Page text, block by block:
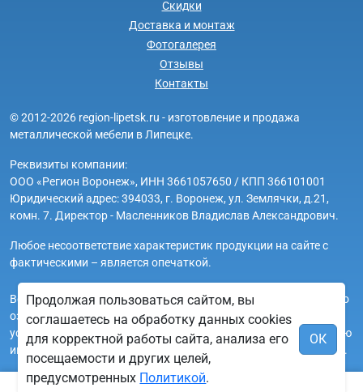
Скидки
Доставка и монтаж
Фотогалерея
Отзывы
Контакты
© 2012-2026 region-lipetsk.ru - изготовление и продажа
металлической мебели в Липецке.
Реквизиты компании:
ООО «Регион Воронеж», ИНН 3661057650 / КПП 366101001
Юридический адрес: 394033, г. Воронеж, ул. Землячки, д.21,
комн. 7. Директор - Масленников Владислав Александрович.
Любое несоответствие характеристик продукции на сайте с
фактическими – является опечаткой.
Вся информация на сайте region-lipetsk.ru носит исключительно
ознакомительный и справочный характер и ни при каких
условиях не является публичной офертой. Всю дополнительную
информацию можно узнать по телефонам указанным на сайте.
Продолжая пользоваться сайтом, вы
соглашаетесь на обработку данных cookies
для корректной работы сайта, анализа его
посещаемости и других целей,
предусмотренных Политикой.
ОК